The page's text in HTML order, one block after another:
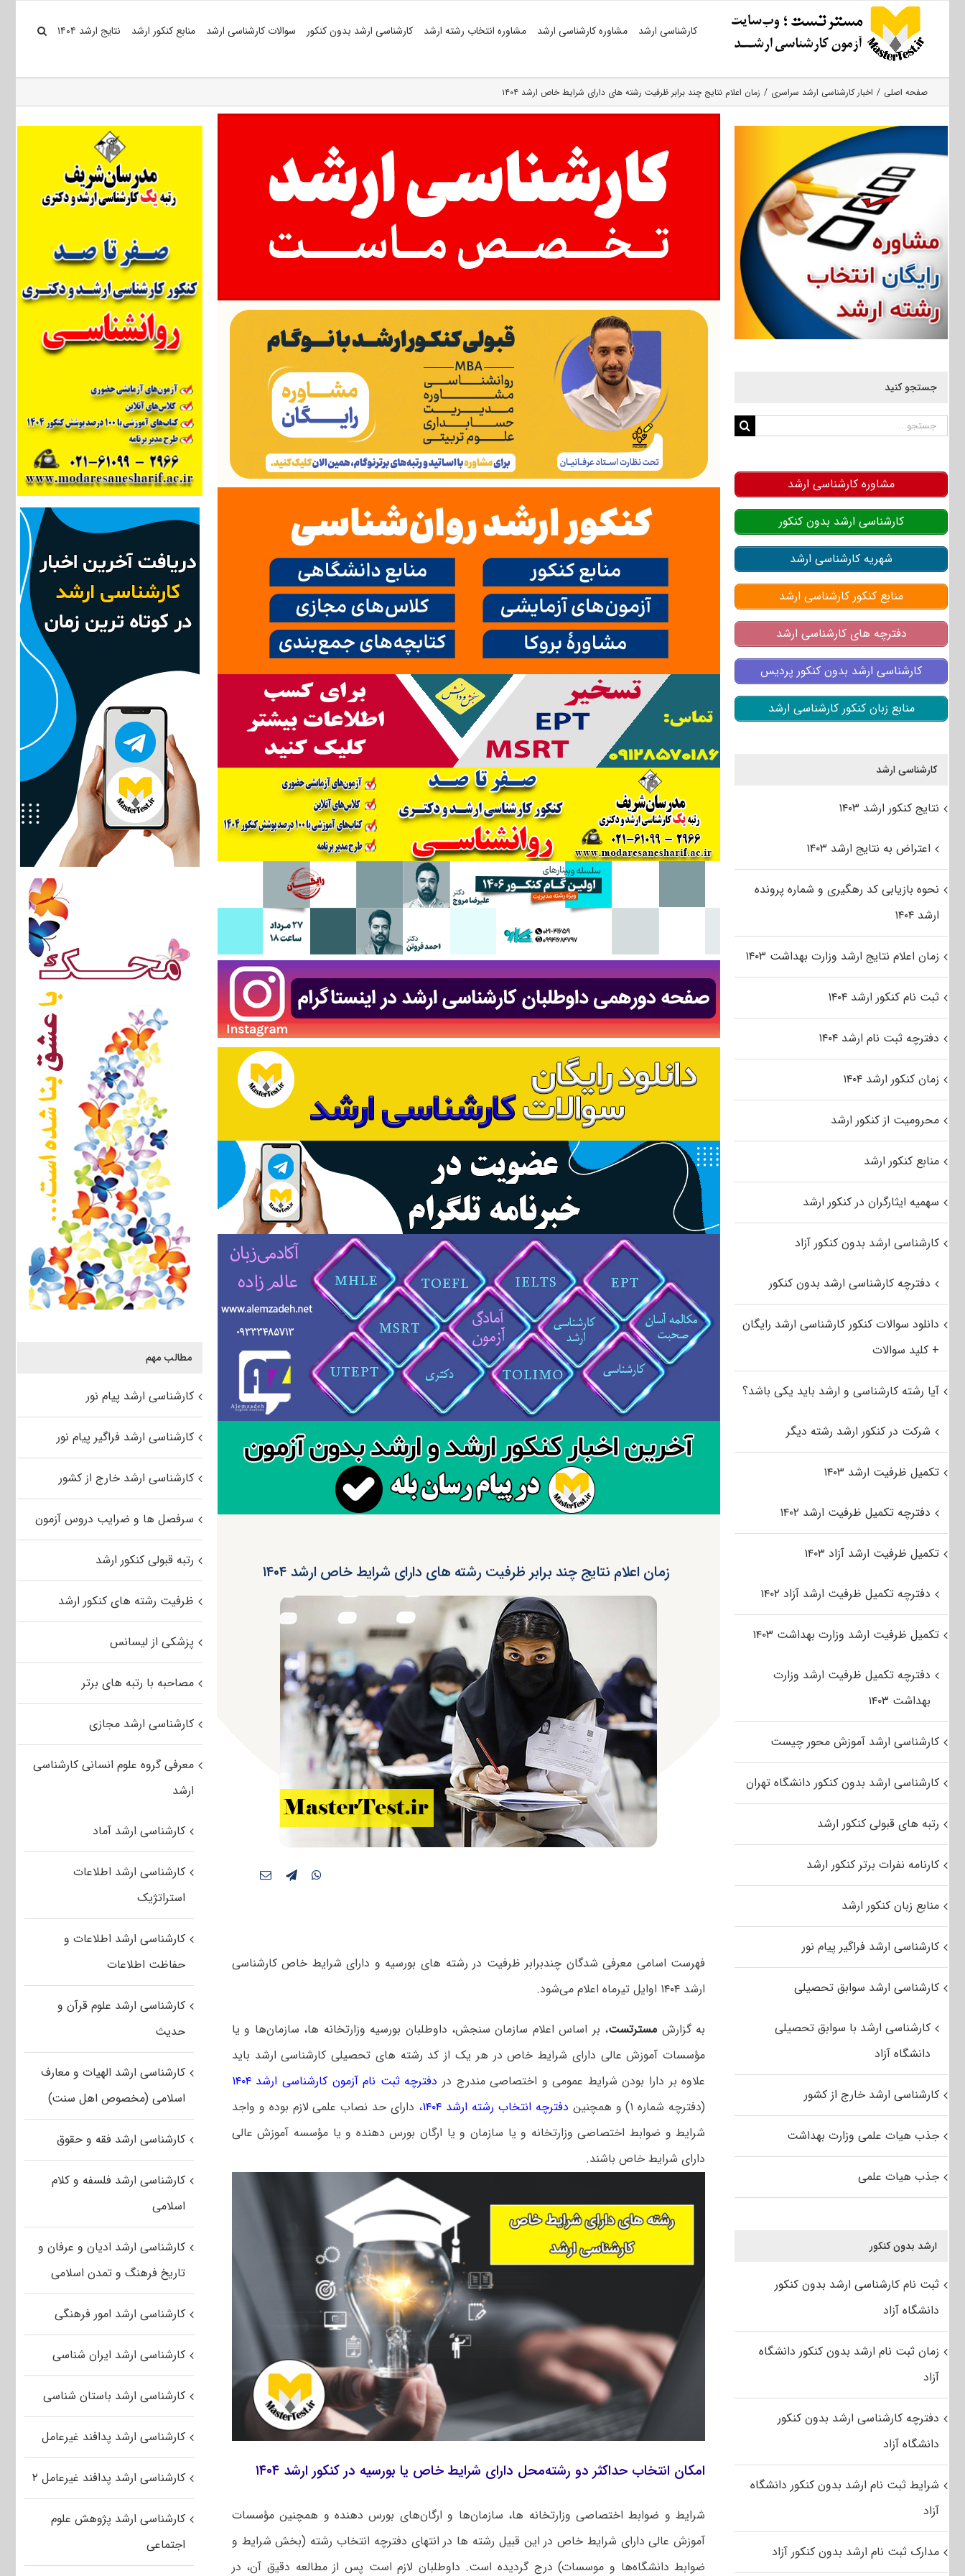
کارشناسی ارشد مشاوره کارشناسی ارشد مشاوره انتخاب رشته ارشد کارشناسی ارشد بدون کنکور سوالات کارشناسی ارشد منابع کنکور ارشد نتایج ارشد ۱۴۰۴
صفحه اصلی اخبار کارشناسی ارشد سراسری زمان اعلام نتایج چند برابر ظرفیت رشته های دارای شرایط خاص ارشد ۱۴۰۴
زمان اعلام نتایج چند برابر ظرفیت رشته های دارای شرایط خاص ارشد ۱۴۰۴
فهرست اسامی معرفی شدگان چندبرابر ظرفیت در رشته های بورسیه و دارای شرایط خاص کارشناسی
ارشد ۱۴۰۴ اوایل تیرماه اعلام می‌شود.
به گزارش مسترتست، بر اساس اعلام سازمان سنجش، داوطلبان بورسیه وزارتخانه ها، سازمان‌ها و یا
مؤسسات آموزش عالی دارای شرایط خاص در هر یک از کد رشته های تحصیلی کارشناسی ارشد باید
علاوه بر دارا بودن شرایط عمومی و اختصاصی مندرج در دفترچه ثبت نام آزمون کارشناسی ارشد ۱۴۰۴
(دفترچه شماره ۱) و همچنین
دفترچه انتخاب رشته ارشد ۱۴۰۴
، دارای حد نصاب علمی لازم بوده و واجد
شرایط و ضوابط اختصاصی وزارتخانه و یا سازمان و یا ارگان بورس دهنده و یا مؤسسه آموزش عالی
دارای شرایط خاص باشند.
امکان انتخاب حداکثر دو رشته‌محل دارای شرایط خاص یا بورسیه در کنکور ارشد ۱۴۰۴
شرایط و ضوابط اختصاصی وزارتخانه ها، سازمان‌ها و ارگان‌‌های بورس دهنده و همچنین مؤسسات
آموزش عالی دارای شرایط خاص در این قبیل رشته ها در انتهای دفترچه انتخاب رشته (بخش شرایط و
ضوابط دانشگاه‌ها و موسسات) درج گردیده است. داوطلبان لازم است پس از مطالعه دقیق آن، در
مطالب مهم
کارشناسی ارشد پیام نور
کارشناسی ارشد فراگیر پیام نور
کارشناسی ارشد خارج از کشور
سرفصل ها و ضرایب دروس آزمون
رتبه قبولی کنکور ارشد
ظرفیت رشته های کنکور ارشد
پزشکی از لیسانس
مصاحبه با رتبه های برتر
کارشناسی ارشد مجازی
معرفی گروه علوم انسانی کارشناسی
ارشد
کارشناسی ارشد آماد
کارشناسی ارشد اطلاعات
استراتژیک
کارشناسی ارشد اطلاعات و
حفاظت اطلاعات
کارشناسی ارشد علوم قرآن و
حدیث
کارشناسی ارشد الهیات و معارف
اسلامی (مخصوص اهل سنت)
کارشناسی ارشد فقه و حقوق
کارشناسی ارشد فلسفه و کلام
اسلامی
کارشناسی ارشد ادیان و عرفان و
تاریخ فرهنگ و تمدن اسلامی
کارشناسی ارشد امور فرهنگی
کارشناسی ارشد ایران شناسی
کارشناسی ارشد باستان شناسی
کارشناسی ارشد پدافند غیرعامل
کارشناسی ارشد پدافند غیرعامل ۲
کارشناسی ارشد پژوهش علوم
اجتماعی
جستجو کنید
جستجو
مشاوره کارشناسی ارشد
کارشناسی ارشد بدون کنکور
شهریه کارشناسی ارشد
منابع کنکور کارشناسی ارشد
دفترچه های کارشناسی ارشد
کارشناسی ارشد بدون کنکور پردیس
منابع زبان کنکور کارشناسی ارشد
کارشناسی ارشد
نتایج کنکور ارشد ۱۴۰۳
اعتراض به نتایج ارشد ۱۴۰۳
نحوه بازیابی کد رهگیری و شماره پرونده
ارشد ۱۴۰۴
زمان اعلام نتایج ارشد وزارت بهداشت ۱۴۰۳
ثبت نام کنکور ارشد ۱۴۰۴
دفترچه ثبت نام ارشد ۱۴۰۴
زمان کنکور ارشد ۱۴۰۴
محرومیت از کنکور ارشد
منابع کنکور ارشد
سهمیه ایثارگران در کنکور ارشد
کارشناسی ارشد بدون کنکور آزاد
دفترچه کارشناسی ارشد بدون کنکور
دانلود سوالات کنکور کارشناسی ارشد رایگان
+ کلید سوالات
آیا رشته کارشناسی و ارشد باید یکی باشد؟
شرکت در کنکور ارشد رشته دیگر
تکمیل ظرفیت ارشد ۱۴۰۳
دفترچه تکمیل ظرفیت ارشد ۱۴۰۲
تکمیل ظرفیت ارشد آزاد ۱۴۰۳
دفترچه تکمیل ظرفیت ارشد آزاد ۱۴۰۲
تکمیل ظرفیت ارشد وزارت بهداشت ۱۴۰۳
دفترچه تکمیل ظرفیت ارشد وزارت
بهداشت ۱۴۰۳
کارشناسی ارشد آموزش محور چیست
کارشناسی ارشد بدون کنکور دانشگاه تهران
رتبه های قبولی کنکور ارشد
کارنامه نفرات برتر کنکور ارشد
منابع زبان کنکور ارشد
کارشناسی ارشد فراگیر پیام نور
کارشناسی ارشد سوابق تحصیلی
کارشناسی ارشد با سوابق تحصیلی
دانشگاه آزاد
کارشناسی ارشد خارج از کشور
جذب هیات علمی وزارت بهداشت
جذب هیات علمی
ارشد بدون کنکور
ثبت نام کارشناسی ارشد بدون کنکور
دانشگاه آزاد
زمان ثبت نام ارشد بدون کنکور دانشگاه
آزاد
دفترچه کارشناسی ارشد بدون کنکور
دانشگاه آزاد
شرایط ثبت نام ارشد بدون کنکور دانشگاه
آزاد
مدارک ثبت نام ارشد بدون کنکور آزاد